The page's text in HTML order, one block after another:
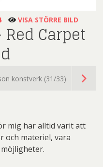
VISA STÖRRE BILD
Carpet
konstverk (31/33)
mig har alltid varit att
och materiel, vara